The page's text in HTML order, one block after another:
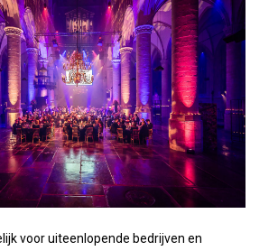
voor uiteenlopende bedrijven en